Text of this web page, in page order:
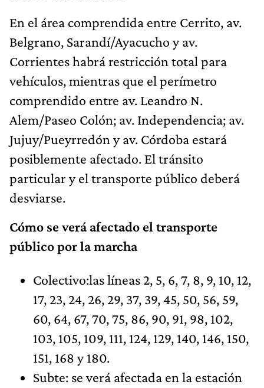
En el área comprendida entre Cerrito, av.
Belgrano, Sarandí/Ayacucho y av.
Corrientes habrá restricción total para
vehículos, mientras que el perímetro
comprendido entre av. Leandro N.
Alem/Paseo Colón; av. Independencia; av.
Jujuy/Pueyrredón y av. Córdoba estará
posiblemente afectado. El tránsito
particular y el transporte público deberá
desviarse.
Cómo se verá afectado el transporte
público por la marcha
Colectivo:las líneas 2, 5, 6, 7, 8, 9, 10, 12,
17, 23, 24, 26, 29, 37, 39, 45, 50, 56, 59,
60, 64, 67, 70, 75, 86, 90, 91, 98, 102,
103, 105, 109, 111, 124, 129, 140, 146, 150,
151, 168 y 180.
Subte: se verá afectada en la estación